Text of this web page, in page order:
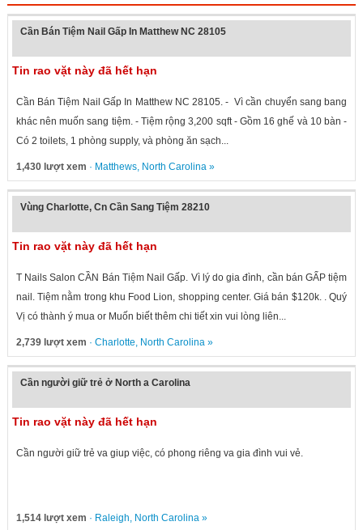
Cần Bán Tiệm Nail Gấp In Matthew NC 28105
Tin rao vặt này đã hết hạn
Cần Bán Tiệm Nail Gấp In Matthew NC 28105. - Vì cần chuyển sang bang
khác nên muốn sang tiệm. - Tiệm rộng 3,200 sqft - Gồm 16 ghế và 10 bàn -
Có 2 toilets, 1 phòng supply, và phòng ăn sạch...
1,430 lượt xem · Matthews, North Carolina»
Vùng Charlotte, Cn Cần Sang Tiệm 28210
Tin rao vặt này đã hết hạn
T Nails Salon CẦN Bán Tiệm Nail Gấp. Vì lý do gia đình, cần bán GẤP tiệm
nail. Tiệm nằm trong khu Food Lion, shopping center. Giá bán $120k. . Quý
Vị có thành ý mua or Muốn biết thêm chi tiết xin vui lòng liên...
2,739 lượt xem · Charlotte, North Carolina»
Cần người giữ trẻ ở North a Carolina
Tin rao vặt này đã hết hạn
Cần người giữ trẻ va giup việc, có phong riêng va gia đình vui vẻ.
1,514 lượt xem · Raleigh, North Carolina»